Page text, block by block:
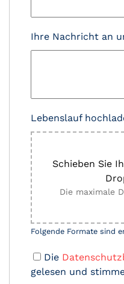
Ihre Nachricht an
Lebenslauf
Schieben Sie
Die maximale
Folgende Formate sind
Die
gelesen und